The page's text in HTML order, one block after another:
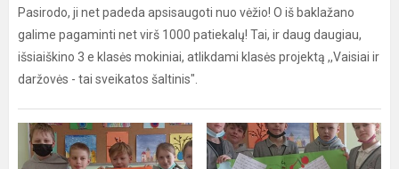
Pasirodo, ji net padeda apsisaugoti nuo vėžio! O iš baklažano
galime pagaminti net virš 1000 patiekalų! Tai, ir daug daugiau,
išsiaiškino 3 e klasės mokiniai, atlikdami klasės projektą ,,Vaisiai ir
daržovės - tai sveikatos šaltinis".